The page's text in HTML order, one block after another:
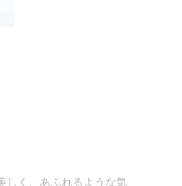
しく、あふれるような気